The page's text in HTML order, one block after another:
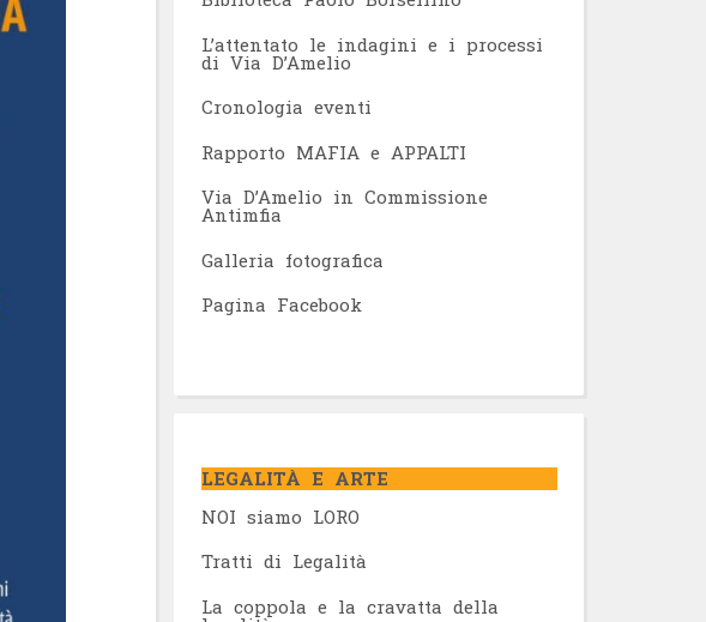
L’attentato le indagini e i processi
di Via D’Amelio
Cronologia eventi
Rapporto MAFIA e APPALTI
Via D’Amelio in Commissione
Antimfia
Galleria fotografica
Pagina Facebook
LEGALITÀ E ARTE
NOI siamo LORO
Tratti di Legalità
La coppola e la cravatta della